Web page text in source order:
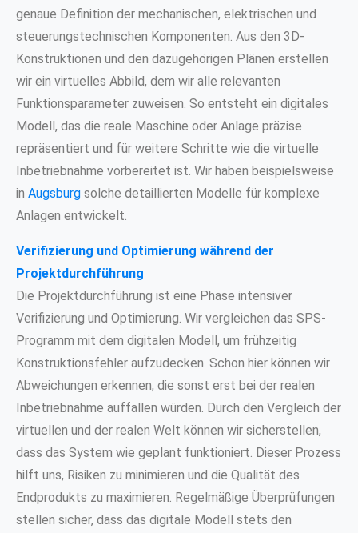
genaue Definition der mechanischen, elektrischen und
steuerungstechnischen Komponenten. Aus den 3D-
Konstruktionen und den dazugehörigen Plänen erstellen
wir ein virtuelles Abbild, dem wir alle relevanten
Funktionsparameter zuweisen. So entsteht ein digitales
Modell, das die reale Maschine oder Anlage präzise
repräsentiert und für weitere Schritte wie die virtuelle
Inbetriebnahme vorbereitet ist. Wir haben beispielsweise
in Augsburg solche detaillierten Modelle für komplexe
Anlagen entwickelt.
Verifizierung und Optimierung während der
Projektdurchführung
Die Projektdurchführung ist eine Phase intensiver
Verifizierung und Optimierung. Wir vergleichen das SPS-
Programm mit dem digitalen Modell, um frühzeitig
Konstruktionsfehler aufzudecken. Schon hier können wir
Abweichungen erkennen, die sonst erst bei der realen
Inbetriebnahme auffallen würden. Durch den Vergleich der
virtuellen und der realen Welt können wir sicherstellen,
dass das System wie geplant funktioniert. Dieser Prozess
hilft uns, Risiken zu minimieren und die Qualität des
Endprodukts zu maximieren. Regelmäßige Überprüfungen
stellen sicher, dass das digitale Modell stets den